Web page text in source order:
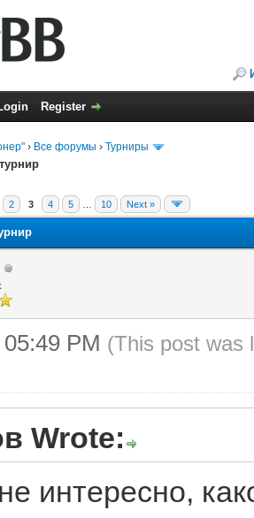
Register
› Все форумы › Турниры
2 3 4 5 10 Next »
PM (This post was
Wrote:
интересно,